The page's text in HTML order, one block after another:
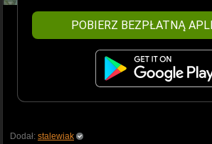
POBIERZ BEZPŁATNĄ
Dodał: stalewiak